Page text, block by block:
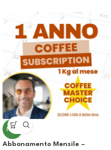
NEW
Abbonamento Mensile –